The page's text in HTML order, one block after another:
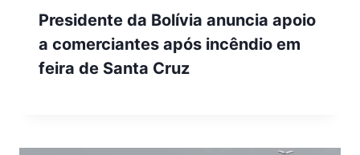
Presidente da Bolívia anuncia apoio
a comerciantes após incêndio em
feira de Santa Cruz